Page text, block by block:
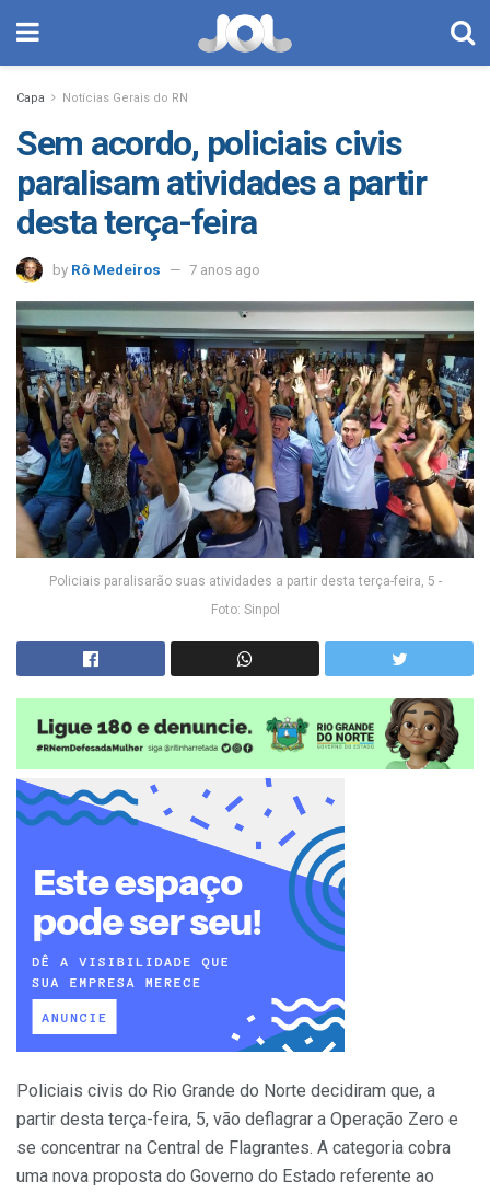
Capa Notícias Gerais do RN
Sem acordo, policiais civis
paralisam atividades a partir
desta terça-feira
by Rô Medeiros 7 anos ago
Policiais paralisarão suas atividades a partir desta terça-feira, 5 -
Foto: Sinpol
Policiais civis do Rio Grande do Norte decidiram que, a
partir desta terça-feira, 5, vão deflagrar a Operação Zero e
se concentrar na Central de Flagrantes. A categoria cobra
uma nova proposta do Governo do Estado referente ao